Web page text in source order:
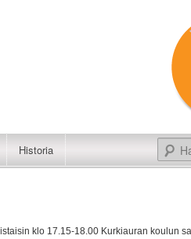
Historia
klo 17.15-18.00 Kurkiauran koulun